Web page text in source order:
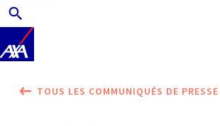
TOUS LES COMMUNIQUÉS DE PRESSE